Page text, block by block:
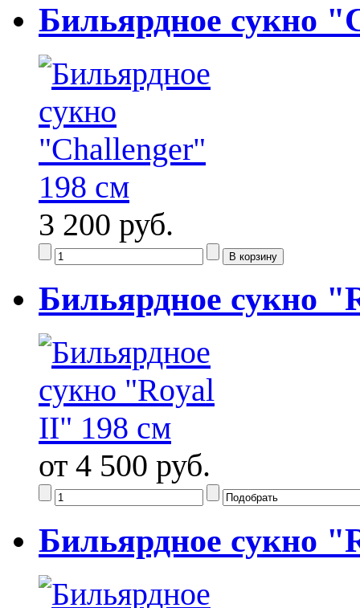
Бильярдное сукно
3 200 руб.
Бильярдное сукно
от 4 500 руб.
Бильярдное сукно